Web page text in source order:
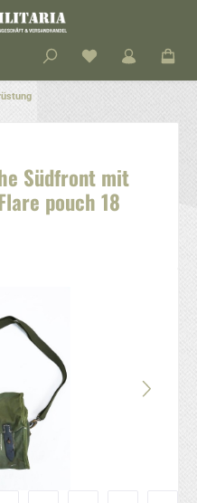
Südfront mit
pouch 18